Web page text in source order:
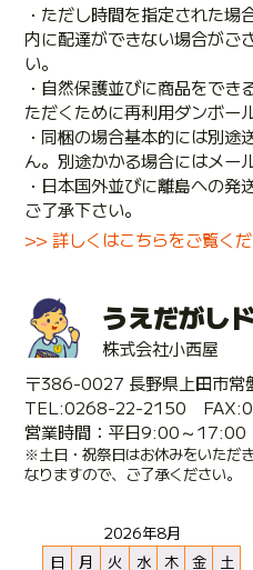
・ただし時間を指定された
内に配達ができない場合がご
い。
・自然保護並びに商品をで
ただくために再利用ダンボー
・同梱の場合基本的には別途
ん。別途かかる場合にはメー
・日本国外並びに離島への
ご了承下さい。
>> 詳しくはこちらをご覧く
うえだがし
株式会社小西屋
〒386-0027 長野県上田市
TEL:0268-22-2150
営業時間：平日9:00～17:00
※土日・祝祭日はお休みをいただ
なりますので、ご了承ください。
2026年8月
日
月 火 水 木 金 土